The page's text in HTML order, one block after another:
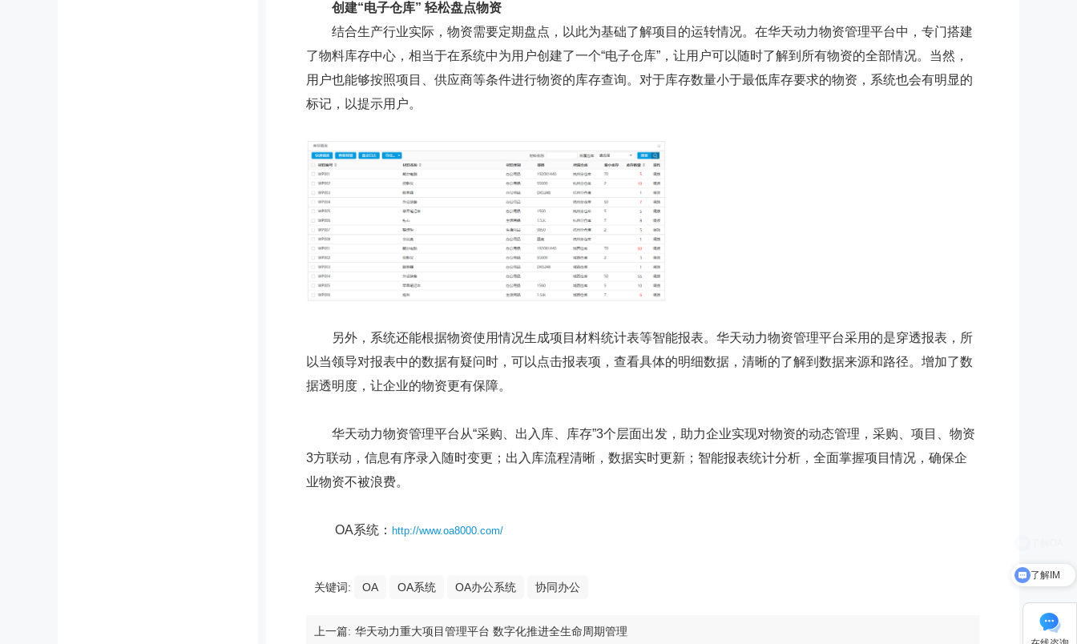
创建“电子仓库” 轻松盘点物资
结合生产行业实际，物资需要定期盘点，以此为基础了解项目的运转情况。在华天动力物资管理平台中，专门搭建
了物料库存中心，相当于在系统中为用户创建了一个“电子仓库”，让用户可以随时了解到所有物资的全部情况。当然，
用户也能够按照项目、供应商等条件进行物资的库存查询。对于库存数量小于最低库存要求的物资，系统也会有明显的
标记，以提示用户。
另外，系统还能根据物资使用情况生成项目材料统计表等智能报表。华天动力物资管理平台采用的是穿透报表，所
以当领导对报表中的数据有疑问时，可以点击报表项，查看具体的明细数据，清晰的了解到数据来源和路径。增加了数
据透明度，让企业的物资更有保障。
华天动力物资管理平台从“采购、出入库、库存”3个层面出发，助力企业实现对物资的动态管理，采购、项目、物资
3方联动，信息有序录入随时变更；出入库流程清晰，数据实时更新；智能报表统计分析，全面掌握项目情况，确保企
业物资不被浪费。
OA系统： http://www.oa8000.com/
关键词: OA OA系统 OA办公系统 协同办公
上一篇: 华天动力重大项目管理平台 数字化推进全生命周期管理
了解IM